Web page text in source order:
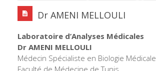
Dr AMENI MELLOULI
Laboratoire d’Analyses Médicales
Dr AMENI MELLOULI
Médecin Spécialiste en Biologie Médicale
Faculté de Médecine de Tunis